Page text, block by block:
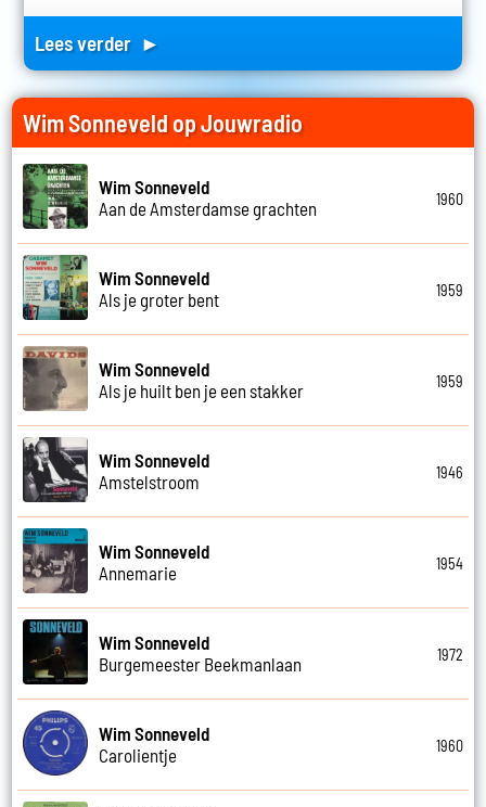
Lees verder ►
Wim Sonneveld op Jouwradio
Wim Sonneveld
Aan de Amsterdamse grachten
1960
Wim Sonneveld
Als je groter bent
1959
Wim Sonneveld
Als je huilt ben je een stakker
1959
Wim Sonneveld
Amstelstroom
1946
Wim Sonneveld
Annemarie
1954
Wim Sonneveld
Burgemeester Beekmanlaan
1972
Wim Sonneveld
Carolientje
1960